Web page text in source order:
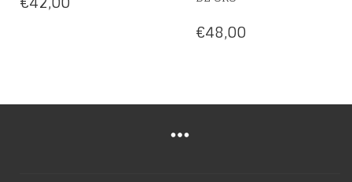
€48,00